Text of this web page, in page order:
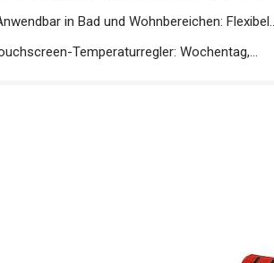
in Bad und Wohnbereichen:
Temperaturregler: Wochentag,...